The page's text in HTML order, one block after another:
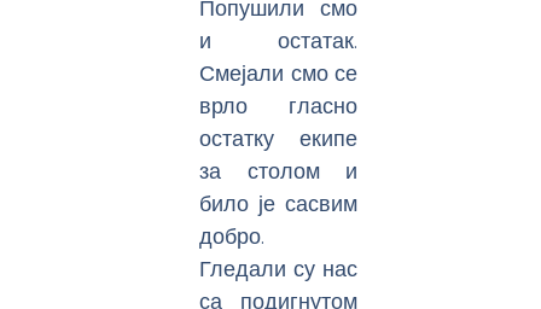
Попушили смо
и остатак.
Смејали смо се
врло гласно
остатку екипе
за столом и
било је сасвим
добро.
Гледали су нас
са подигнутом